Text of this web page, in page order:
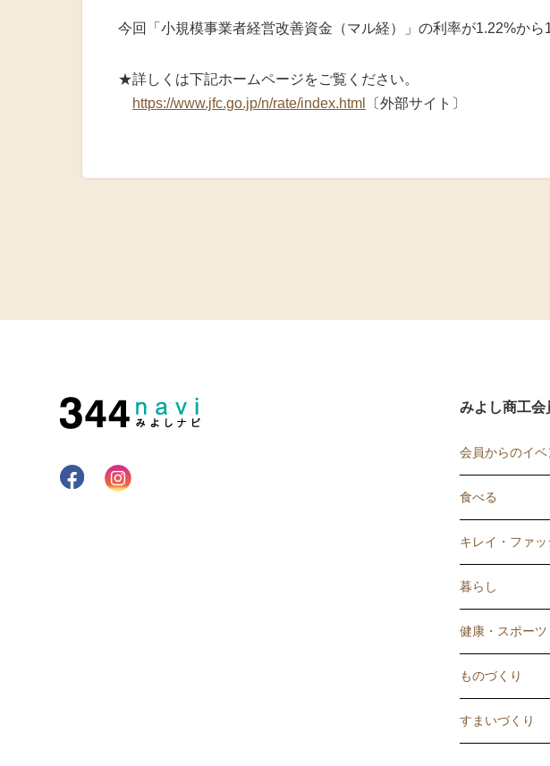
中小企業共済制度
中小企業倒産防止共済制
今回「小規模事業者経営改善資金（マル経）」の利率が1.22%から
★詳しくは下記ホームページをご覧ください。
https://www.jfc.go.jp/n/rate/index.html
〔外部サイト〕
みよし商工会
会員からのイ
食べる
キレイ・ファッ
暮らし
健康・スポーツ
ものづくり
すまいづくり